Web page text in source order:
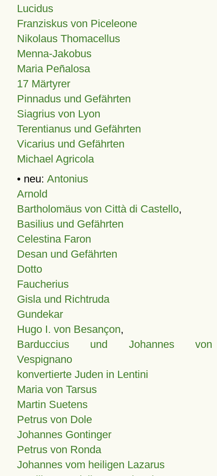
Lucidus
Franziskus von Piceleone
Nikolaus Thomacellus
Menna-Jakobus
Maria Peñalosa
17 Märtyrer
Pinnadus und Gefährten
Siagrius von Lyon
Terentianus und Gefährten
Vicarius und Gefährten
Michael Agricola
• neu: Antonius
Arnold
Bartholomäus von Città di Castello,
Basilius und Gefährten
Celestina Faron
Desan und Gefährten
Dotto
Faucherius
Gisla und Richtruda
Gundekar
Hugo I. von Besançon,
Barduccius und Johannes von
Vespignano
konvertierte Juden in Lentini
Maria von Tarsus
Martin Suetens
Petrus von Dole
Johannes Gontinger
Petrus von Ronda
Johannes vom heiligen Lazarus